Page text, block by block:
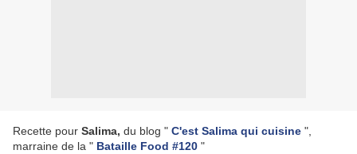
Recette pour Salima, du blog " C'est Salima qui cuisine ",
marraine de la " Bataille Food #120 "